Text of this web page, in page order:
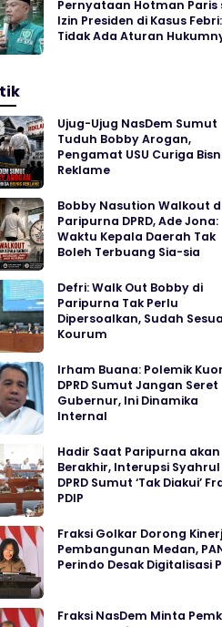
Pernyataan Hotman Paris
Izin Presiden di Kasus Febri:
Tidak Ada Aturan
Ujug-Ujug NasDem Sumut
Tuduh Bobby Arogan,
Pengamat USU Curiga
Reklame
Bobby Nasution Walkout
Paripurna DPRD, Ade Jona:
Waktu Kepala Daerah Tak
Boleh Terbuang Sia-sia
Defri: Walk Out Bobby di
Paripurna Tak Perlu
Dipersoalkan, Sudah
Kourum
Irham Buana: Polemik
DPRD Sumut Jangan Seret
Gubernur, Ini Dinamika
Internal
Hadir Saat Paripurna akan
Berakhir, Interupsi Syahrul
DPRD Sumut ‘Tak Diakui’
PDIP
Fraksi Golkar Dorong
Pembangunan Medan,
Perindo Desak Digitalisasi
Fraksi NasDem Minta